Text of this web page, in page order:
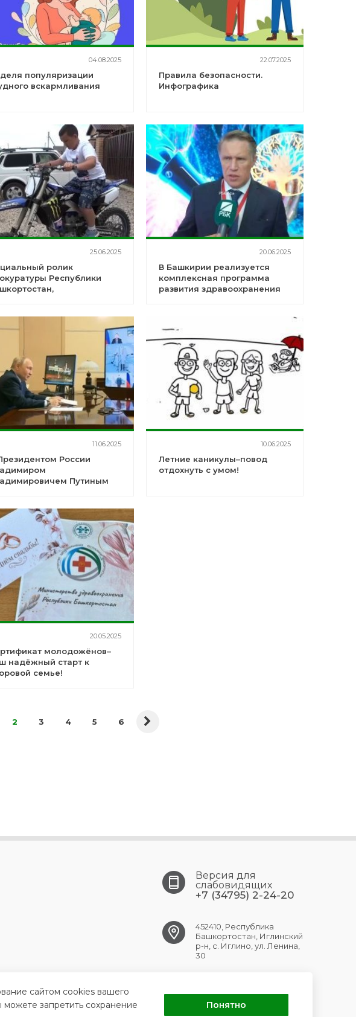
04.08.2025
популяризации
вскармливания
22.07.2025
Правила безопасности.
Инфографика
25.06.2025
ролик
Республики
20.06.2025
В Башкирии реализуется
комплексная программа
развития здравоохранения
11.06.2025
России
Путиным
центра
10.06.2025
Летние каникулы–повод
отдохнуть с умом!
20.05.2025
молодожёнов–
надёжный старт к
семье!
2 3 4 5 6
Версия для
слабовидящих
+7 (34795) 2-24-20
452410, Республика
Башкортостан, Иглинский
р-н, с. Иглино, ул. Ленина,
30
сайтом cookies вашего
запретить сохранение
Понятно